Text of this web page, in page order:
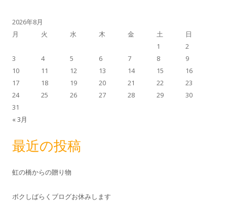
2026年8月
月
火 水 木 金 土 日
« 3月
1
2
3
4 5 6 7 8
9
10
11 12 13 14 15
16
17
18 19 20 21 22
23
24
25 26 27 28 29
30
31
最近の投稿
虹の橋からの贈り物
ボクしばらくブログお休みします